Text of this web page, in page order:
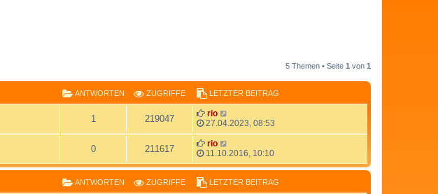
5 Themen • Seite 1 von 1
ANTWORTEN ZUGRIFFE LETZTER BEITRAG
1 219047
rio
27.04.2023, 08:53
0 211617
rio
11.10.2016, 10:10
ANTWORTEN ZUGRIFFE LETZTER BEITRAG